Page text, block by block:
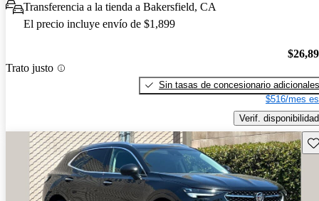
Transferencia a la tienda a Bakersfield, CA
El precio incluye envío de $1,899
Trato justo
Sin tasas de concesionario adicionales
$516/mes
Verif. disponibilidad